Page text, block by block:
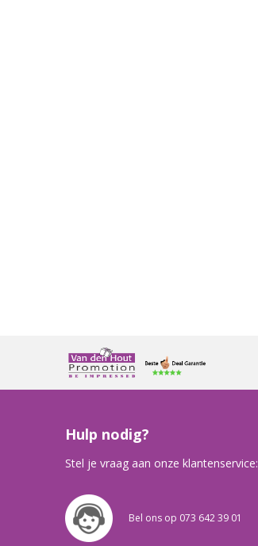
Hulp nodig?
Stel je vraag aan onze klantenservice:
Bel ons op 073 642 39 01